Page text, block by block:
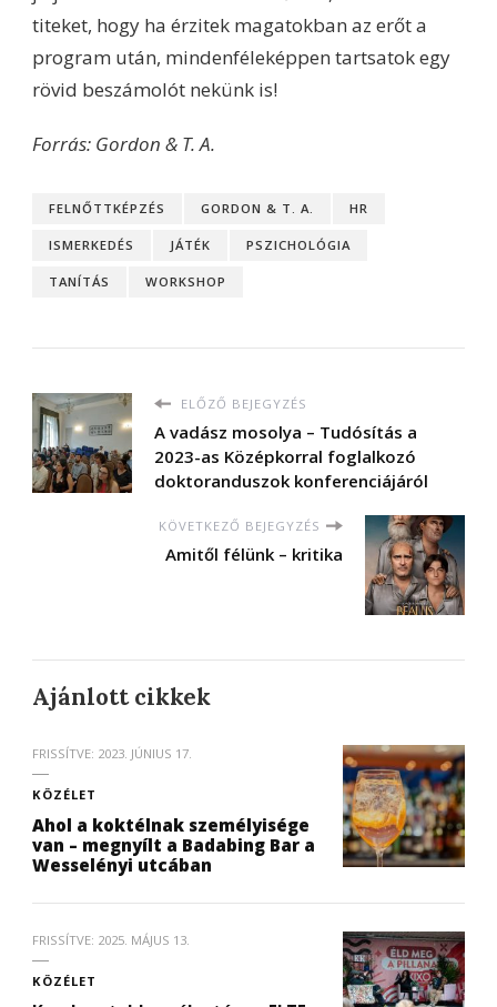
titeket, hogy ha érzitek magatokban az erőt a
program után, mindenféleképpen tartsatok egy
rövid beszámolót nekünk is!
Forrás: Gordon & T. A.
FELNŐTTKÉPZÉS GORDON & T. A. HR
ISMERKEDÉS JÁTÉK PSZICHOLÓGIA
TANÍTÁS WORKSHOP
ELŐZŐ BEJEGYZÉS
A vadász mosolya – Tudósítás a
2023-as Középkorral foglalkozó
doktoranduszok konferenciájáról
KÖVETKEZŐ BEJEGYZÉS
Amitől félünk – kritika
Ajánlott cikkek
FRISSÍTVE: 2023. JÚNIUS 17.
KÖZÉLET
Ahol a koktélnak személyisége
van – megnyílt a Badabing Bar a
Wesselényi utcában
FRISSÍTVE: 2025. MÁJUS 13.
KÖZÉLET